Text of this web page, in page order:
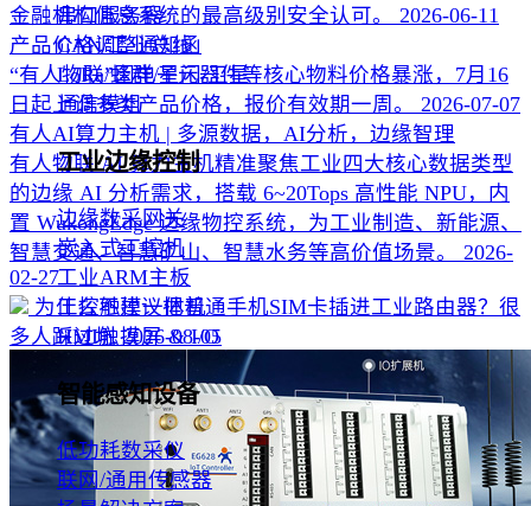
串口服务器
CAN/工业总线
LoRa/蜂群/星闪/卫星
通信模组
工业边缘控制
边缘数采网关
嵌入式工控机
工业ARM主板
工控触摸一体机
HMI触摸屏 & I/O
智能感知设备
低功耗数采仪
联网/通用传感器
金融机构信息系统的最高级别安全认可。 2026-06-11
产品价格调整通知函
“有人物联”因电子元器件等核心物料价格暴涨，7月16
日起上调多类产品价格，报价有效期一周。 2026-07-07
有人AI算力主机 | 多源数据，AI分析，边缘智理
有人物联 AI 算力主机精准聚焦工业四大核心数据类型
的边缘 AI 分析需求，搭载 6~20Tops 高性能 NPU，内
置 WukongEdge 边缘物控系统，为工业制造、新能源、
智慧交通、智慧矿山、智慧水务等高价值场景。 2026-
02-27
为什么不建议把普通手机SIM卡插进工业路由器？很
多人踩过坑 2026-08-05